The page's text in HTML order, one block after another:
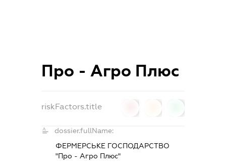
Про - Агро Плюс
riskFactors.title
dossier.fullName:
ФЕРМЕРСЬКЕ ГОСПОДАРСТВО
"Про - Агро Плюс"